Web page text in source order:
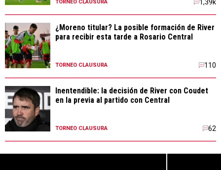
TORNEO CLAUSURA 1,39k
¿Moreno titular? La posible formación de River
para recibir esta tarde a Rosario Central
TORNEO CLAUSURA 110
Inentendible: la decisión de River con Coudet
en la previa al partido con Central
TORNEO CLAUSURA 62